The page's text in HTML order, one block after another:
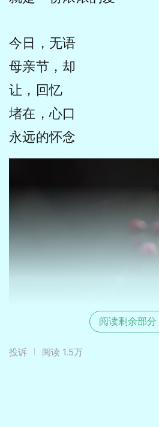
今日，无语
母亲节，却
让，回忆
堵在，心口
永远的怀念
阅读剩余部分
投诉 阅读 1.5万